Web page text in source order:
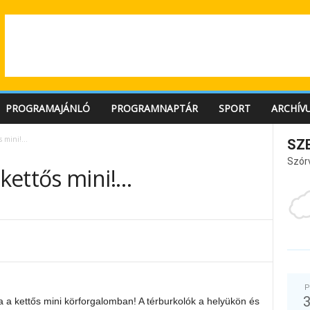
PROGRAMAJÁNLÓ PROGRAMNAPTÁR SPORT
mini!…
mini!…
kettős mini körforgalomban! A térburkolók a helyükön és